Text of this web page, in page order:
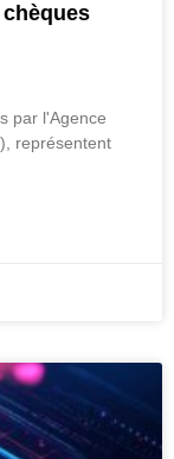
par l'Agence
représentent